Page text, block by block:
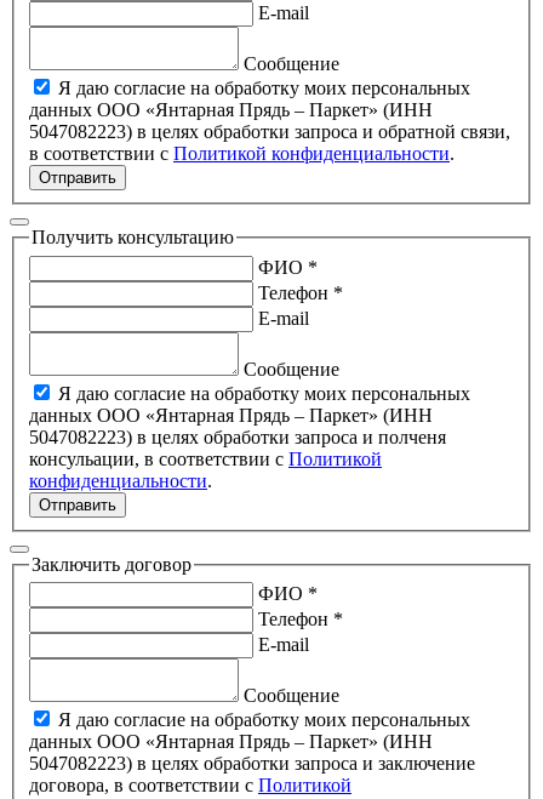
E-mail
Сообщение
Я даю согласие на обработку моих персональных
данных ООО «Янтарная Прядь – Паркет» (ИНН
5047082223) в целях обработки запроса и обратной связи,
в соответствии с Политикой конфиденциальности.
Отправить
Получить консультацию
ФИО *
Телефон *
E-mail
Сообщение
Я даю согласие на обработку моих персональных
данных ООО «Янтарная Прядь – Паркет» (ИНН
5047082223) в целях обработки запроса и полченя
консульации, в соответствии с Политикой
конфиденциальности.
Отправить
Заключить договор
ФИО *
Телефон *
E-mail
Сообщение
Я даю согласие на обработку моих персональных
данных ООО «Янтарная Прядь – Паркет» (ИНН
5047082223) в целях обработки запроса и заключение
договора, в соответствии с Политикой